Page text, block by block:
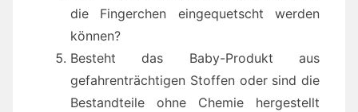
die Fingerchen eingequetscht werden
können?
Besteht das Baby-Produkt aus
gefahrenträchtigen Stoffen oder sind die
Bestandteile ohne Chemie hergestellt